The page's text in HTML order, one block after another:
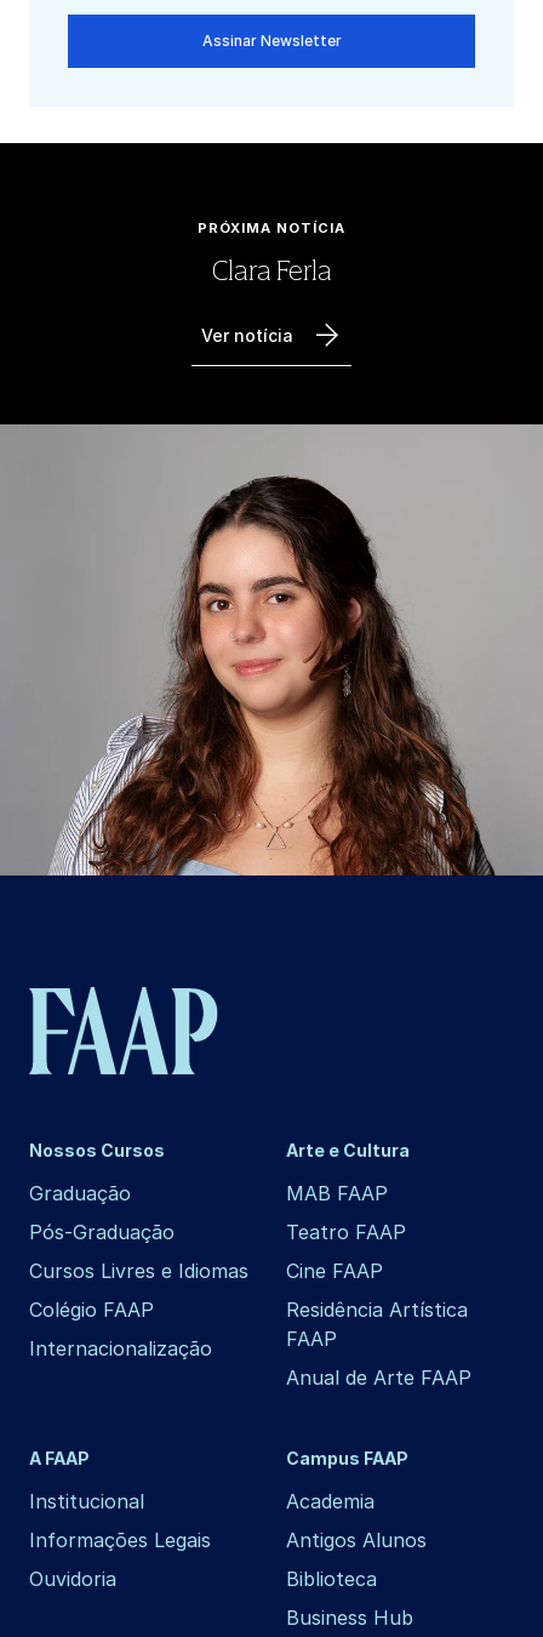
Assinar Newsletter
PRÓXIMA NOTÍCIA
Clara Ferla
Ver notícia
Nossos Cursos
Graduação
Pós-Graduação
Cursos Livres e Idiomas
Colégio FAAP
Internacionalização
Arte e Cultura
MAB FAAP
Teatro FAAP
Cine FAAP
Residência Artística
FAAP
Anual de Arte FAAP
A FAAP
Institucional
Informações Legais
Ouvidoria
Campus FAAP
Academia
Antigos Alunos
Biblioteca
Business Hub